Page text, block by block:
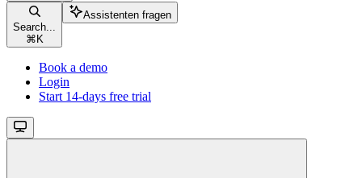
Search...
⌘ K
Assistenten fragen
Book a demo
Login
Start 14-days free trial